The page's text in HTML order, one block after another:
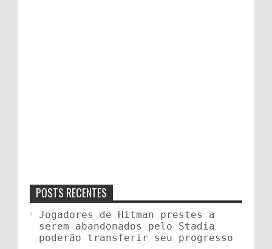
POSTS RECENTES
Jogadores de Hitman prestes a
serem abandonados pelo Stadia
poderão transferir seu progresso